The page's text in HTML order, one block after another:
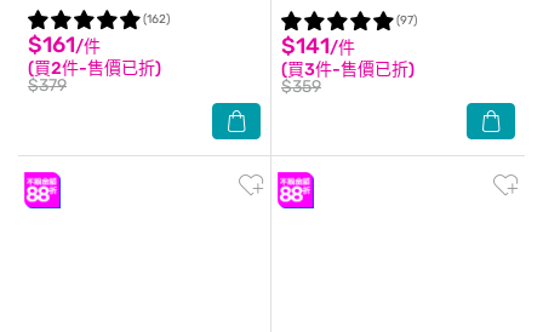
$161/件
(買2件-售價已折)
$379
(162)
$141/件
(買3件-售價已折)
$359
(97)